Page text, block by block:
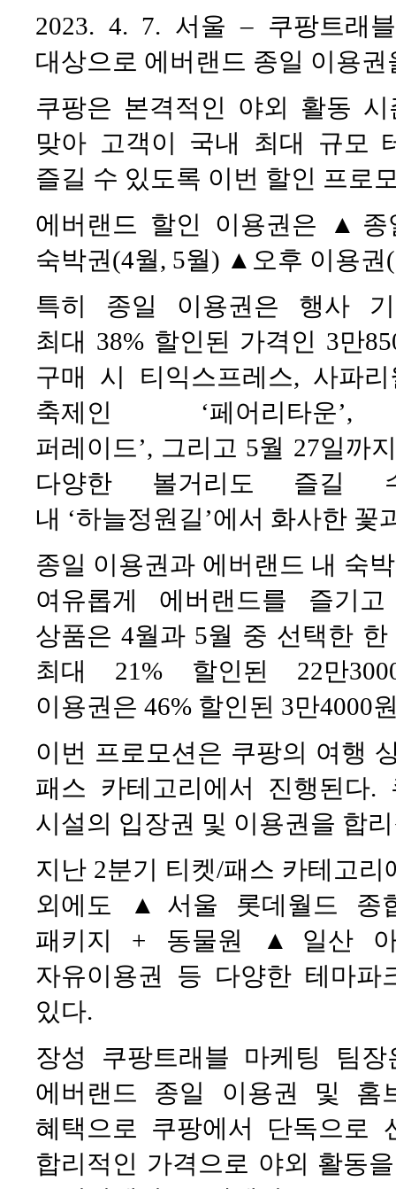
2023. 4. 7. 서울 – 쿠팡트래
대상으로 에버랜드 종일 이용
쿠팡은 본격적인 야외 활동
맞아 고객이 국내 최대 규모
즐길 수 있도록 이번 할인 프로
에버랜드 할인 이용권은 ▲
숙박권(4월, 5월) ▲오후 이용권
특히 종일 이용권은 행사
최대 38% 할인된 가격인 3만
구매 시 티익스프레스, 사파
축제인 ‘페어리타
퍼레이드’, 그리고 5월 27일까
다양한 볼거리도 즐길
내 ‘하늘정원길’에서 화사한
종일 이용권과 에버랜드 내 숙
여유롭게 에버랜드를 즐기
상품은 4월과 5월 중 선택한
최대 21% 할인된 22만
이용권은 46% 할인된 3만4000
이번 프로모션은 쿠팡의 여행
패스 카테고리에서 진행된다
시설의 입장권 및 이용권을 합
지난 2분기 티켓/패스 카테고
외에도 ▲서울 롯데월드 종
패키지 + 동물원 ▲일산
자유이용권 등 다양한 테마
있다.
장성 쿠팡트래블 마케팅 팀
에버랜드 종일 이용권 및 홈
혜택으로 쿠팡에서 단독으로
합리적인 가격으로 야외 활동